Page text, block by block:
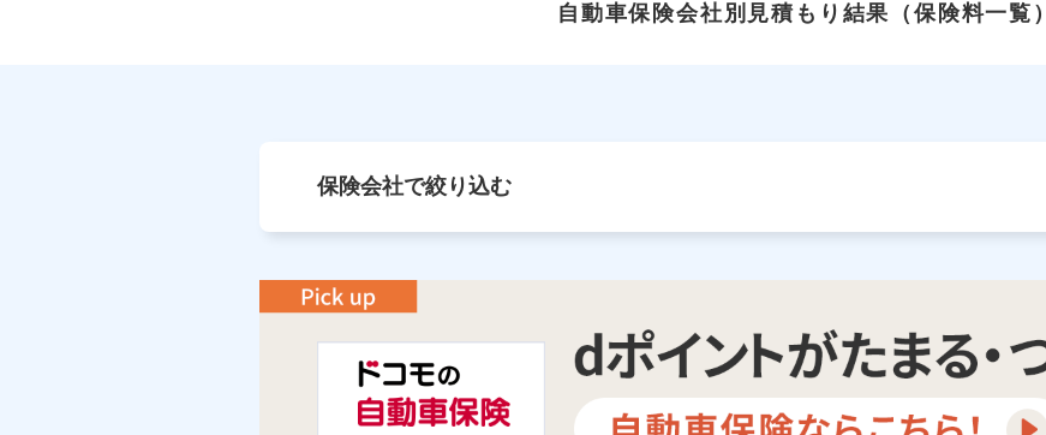
自動車保険会社別見積もり結果 （保険料一覧）
保険会社で絞り込む